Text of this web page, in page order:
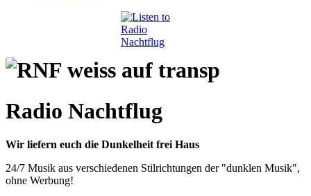
Radio Nachtflug
Wir liefern euch die Dunkelheit frei Haus
24/7 Musik aus verschiedenen Stilrichtungen der "dunklen Musik",
ohne Werbung!